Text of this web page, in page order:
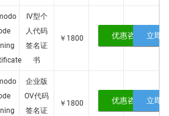
IV型个
人代码
签名证
书
￥1800 优惠咨询 立即
企业版
OV代码
签名证
￥1800 优惠咨询 立即